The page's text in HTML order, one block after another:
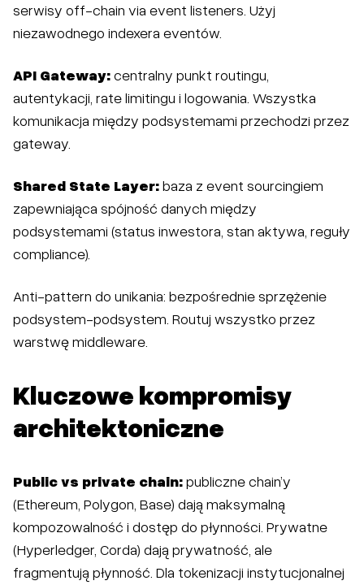
serwisy off-chain via event listeners. Użyj
niezawodnego indexera eventów.
API Gateway:centralny punkt routingu,
autentykacji, rate limitingu i logowania. Wszystka
komunikacja między podsystemami przechodzi przez
gateway.
Shared State Layer:baza z event sourcingiem
zapewniająca spójność danych między
podsystemami (status inwestora, stan aktywa, reguły
compliance).
Anti-pattern do unikania: bezpośrednie sprzężenie
podsystem-podsystem. Routuj wszystko przez
warstwę middleware.
Kluczowe kompromisy
architektoniczne
Public vs private chain:publiczne chain’y
(Ethereum, Polygon, Base) dają maksymalną
kompozowalność i dostęp do płynności. Prywatne
(Hyperledger, Corda) dają prywatność, ale
fragmentują płynność. Dla tokenizacji instytucjonalnej